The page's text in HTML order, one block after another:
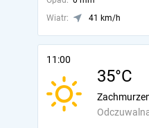
Wiatr:
41 km/h
11:00
35°C